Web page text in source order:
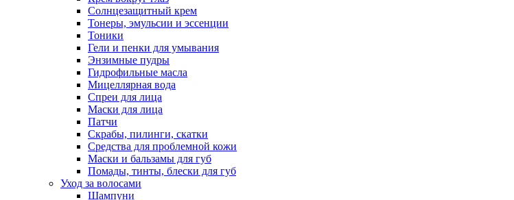
Солнцезащитный крем
Тонеры, эмульсии и эссенции
Тоники
Гели и пенки для умывания
Энзимные пудры
Гидрофильные масла
Мицеллярная вода
Спреи для лица
Маски для лица
Патчи
Скрабы, пилинги, скатки
Средства для проблемной кожи
Маски и бальзамы для губ
Помады, тинты, блески для губ
Уход за волосами
Шампуни